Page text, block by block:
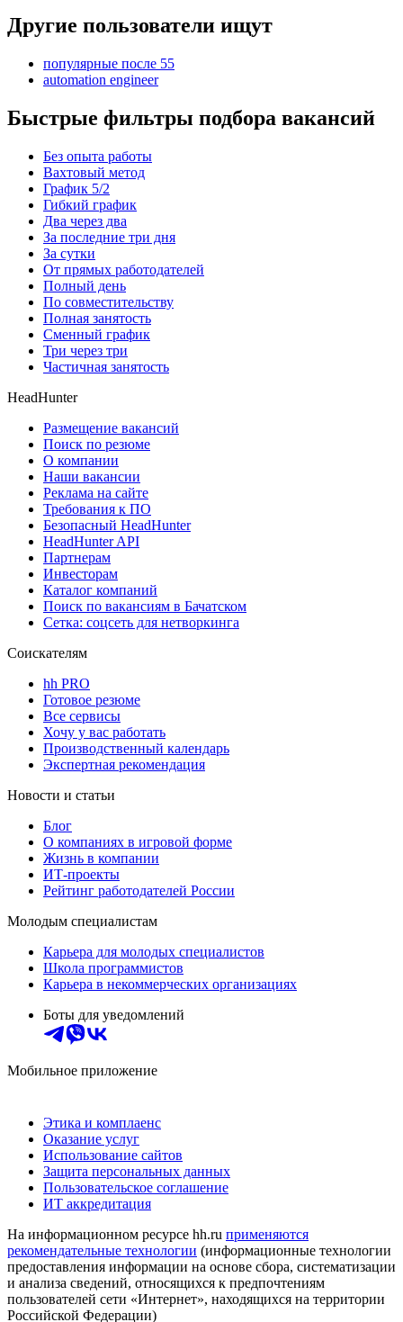
Другие пользователи ищут
популярные после 55
automation engineer
Быстрые фильтры подбора вакансий
Без опыта работы
Вахтовый метод
График 5/2
Гибкий график
Два через два
За последние три дня
За сутки
От прямых работодателей
Полный день
По совместительству
Полная занятость
Сменный график
Три через три
Частичная занятость
HeadHunter
Размещение вакансий
Поиск по резюме
О компании
Наши вакансии
Реклама на сайте
Требования к ПО
Безопасный HeadHunter
HeadHunter API
Партнерам
Инвесторам
Каталог компаний
Поиск по вакансиям в Бачатском
Сетка: соцсеть для нетворкинга
Соискателям
hh PRO
Готовое резюме
Все сервисы
Хочу у вас работать
Производственный календарь
Экспертная рекомендация
Новости и статьи
Блог
О компаниях в игровой форме
Жизнь в компании
ИТ-проекты
Рейтинг работодателей России
Молодым специалистам
Карьера для молодых специалистов
Школа программистов
Карьера в некоммерческих организациях
Боты для уведомлений
Мобильное приложение
Этика и комплаенс
Оказание услуг
Использование сайтов
Защита персональных данных
Пользовательское соглашение
ИТ аккредитация
На информационном ресурсе hh.ru применяются
рекомендательные технологии (информационные технологии
предоставления информации на основе сбора, систематизации
и анализа сведений, относящихся к предпочтениям
пользователей сети «Интернет», находящихся на территории
Российской Федерации)